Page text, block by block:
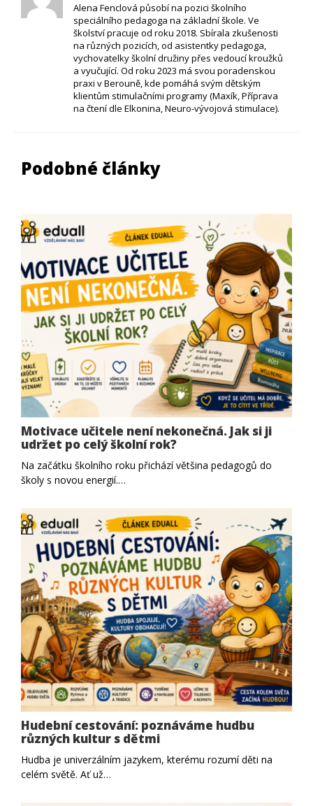
Alena Fenclová působí na pozici školního
speciálního pedagoga na základní škole. Ve
školství pracuje od roku 2018. Sbírala zkušenosti
na různých pozicích, od asistentky pedagoga,
vychovatelky školní družiny přes vedoucí kroužků
a vyučující. Od roku 2023 má svou poradenskou
praxi v Berouně, kde pomáhá svým dětským
klientům stimulačními programy (Maxík, Příprava
na čtení dle Elkonina, Neuro-vývojová stimulace).
Podobné články
Motivace učitele není nekonečná. Jak si ji
udržet po celý školní rok?
Na začátku školního roku přichází většina pedagogů do
školy s novou energií.…
Hudební cestování: poznáváme hudbu
různých kultur s dětmi
Hudba je univerzálním jazykem, kterému rozumí děti na
celém světě. Ať už…